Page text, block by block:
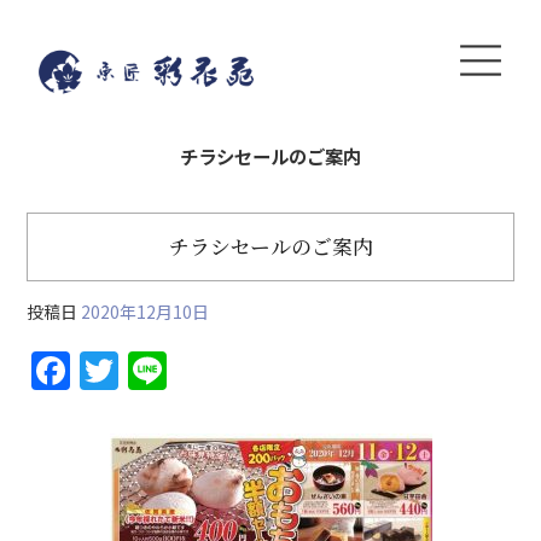
チラシセールのご案内
チラシセールのご案内
投稿日 2020年12月10日
F
a
T
w
itt
er
e